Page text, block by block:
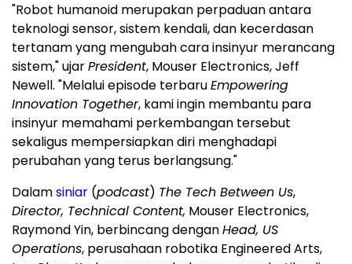
"Robot humanoid merupakan perpaduan antara
teknologi sensor, sistem kendali, dan kecerdasan
tertanam yang mengubah cara insinyur merancang
sistem," ujarPresident, Mouser Electronics, Jeff
Newell. "Melalui episode terbaruEmpowering
Innovation Together, kami ingin membantu para
insinyur memahami perkembangan tersebut
sekaligus mempersiapkan diri menghadapi
perubahan yang terus berlangsung."
Dalamsiniar (podcast) The Tech Between Us,
Director, Technical Content, Mouser Electronics,
Raymond Yin, berbincang denganHead, US
Operations, perusahaan robotika Engineered Arts,